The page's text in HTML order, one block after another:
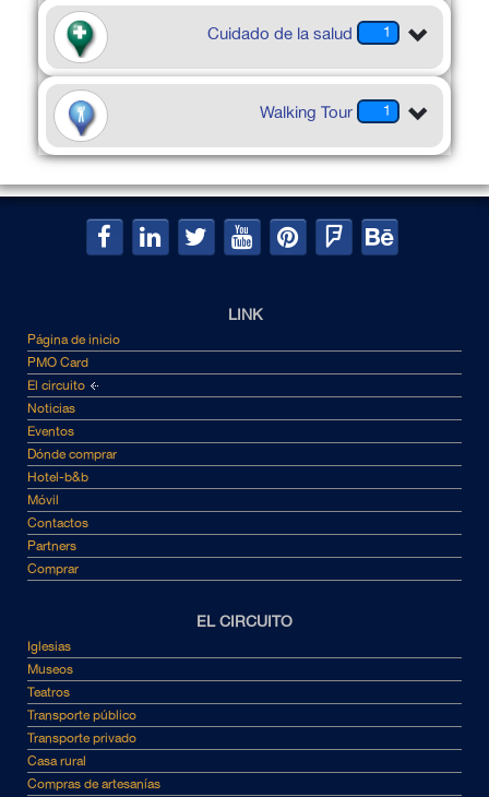
1
Cuidado de la salud
1
Walking Tour
LINK
Página de inicio
PMO Card
El circuito
Noticias
Eventos
Dónde comprar
Hotel-b&b
Móvil
Contactos
Partners
Comprar
EL CIRCUITO
Iglesias
Museos
Teatros
Transporte público
Transporte privado
Casa rural
Compras de artesanías